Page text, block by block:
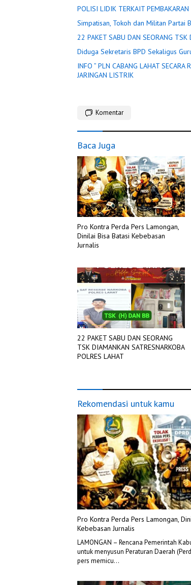
Simpatisan, Tokoh dan Militan Partai
22 PAKET SABU
Diduga Sekretaris BPD Sekaligus
INFO ” PLN CABANG LAHAT SECARA RUTIN DAN BERGILIR PADA BEBERAPA TITIK LOKASI, DIADAKAN PEMADAMAN
JARINGAN LISTRIK
Komentar
Baca Juga
Pro Kontra Perda Pers Lamongan,
Dinilai Bisa Batasi Kebebasan
Jurnalis
22 PAKET SABU DAN SEORANG
TSK DIAMANKAN SATRESNARKOBA
POLRES LAHAT
Rekomendasi untuk kamu
Pro Kontra Perda Pers Lamongan,
Kebebasan Jurnalis
LAMONGAN – Rencana Pemerintah
untuk menyusun Peraturan Daerah
pers memicu…